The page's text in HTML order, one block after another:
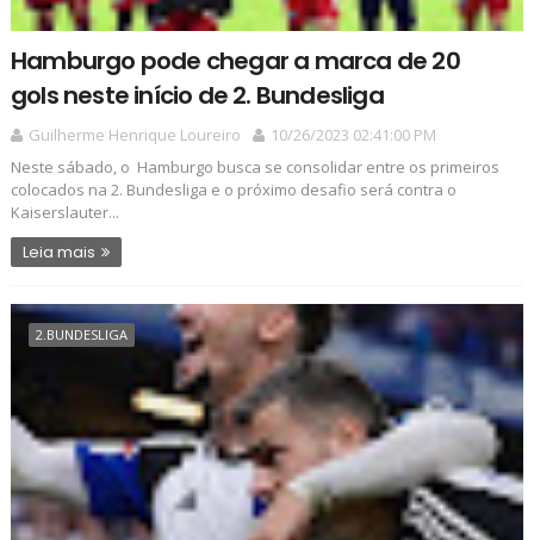
Hamburgo pode chegar a marca de 20
gols neste início de 2. Bundesliga
Guilherme Henrique Loureiro
10/26/2023 02:41:00 PM
Neste sábado, o Hamburgo busca se consolidar entre os primeiros
colocados na 2. Bundesliga e o próximo desafio será contra o
Kaiserslauter...
Leia mais
2.BUNDESLIGA